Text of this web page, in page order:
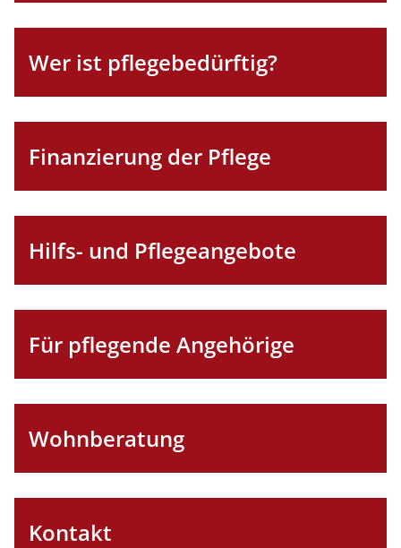
Wer ist pflegebedürftig?
Finanzierung der Pflege
Hilfs- und Pflegeangebote
Für pflegende Angehörige
Wohnberatung
Kontakt